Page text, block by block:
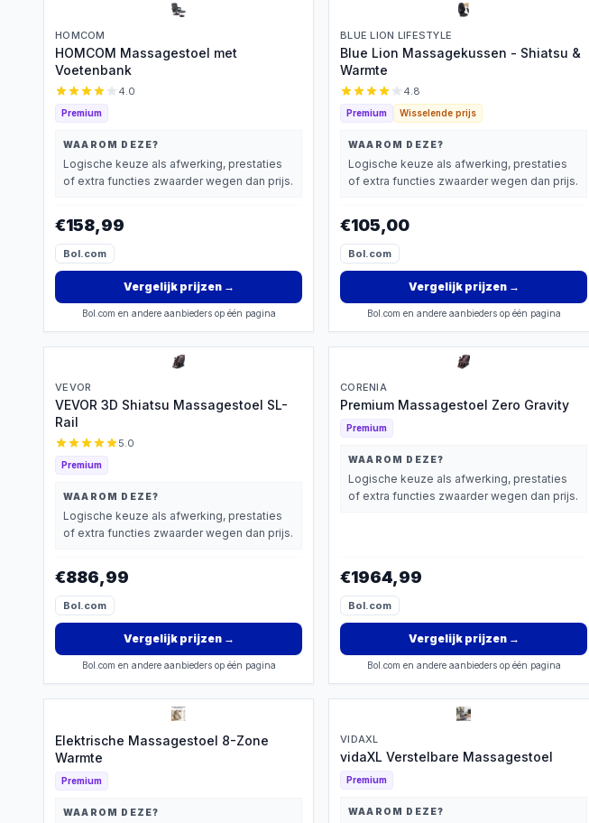
HOMCOM
HOMCOM Massagestoel met
Voetenbank
4.0
Premium
WAAROM DEZE?
Logische keuze als afwerking, prestaties
of extra functies zwaarder wegen dan prijs.
€158,99
Bol.com
Vergelijk prijzen→
Bol.com en andere aanbieders op één pagina
BLUE LION LIFESTYLE
Blue Lion Massagekussen - Shiatsu &
Warmte
4.8
Premium Wisselende prijs
WAAROM DEZE?
Logische keuze als afwerking, prestaties
of extra functies zwaarder wegen dan prijs.
€105,00
Bol.com
Vergelijk prijzen→
Bol.com en andere aanbieders op één pagina
VEVOR
VEVOR 3D Shiatsu Massagestoel SL-
Rail
5.0
Premium
WAAROM DEZE?
Logische keuze als afwerking, prestaties
of extra functies zwaarder wegen dan prijs.
€886,99
Bol.com
Vergelijk prijzen→
Bol.com en andere aanbieders op één pagina
CORENIA
Premium Massagestoel Zero Gravity
Premium
WAAROM DEZE?
Logische keuze als afwerking, prestaties
of extra functies zwaarder wegen dan prijs.
€1964,99
Bol.com
Vergelijk prijzen→
Bol.com en andere aanbieders op één pagina
Elektrische Massagestoel 8-Zone
Warmte
Premium
WAAROM DEZE?
VIDAXL
vidaXL Verstelbare Massagestoel
Premium
WAAROM DEZE?